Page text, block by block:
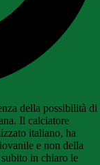
della possibilità di
Il calciatore
italiano, ha
e non della
in chiaro le